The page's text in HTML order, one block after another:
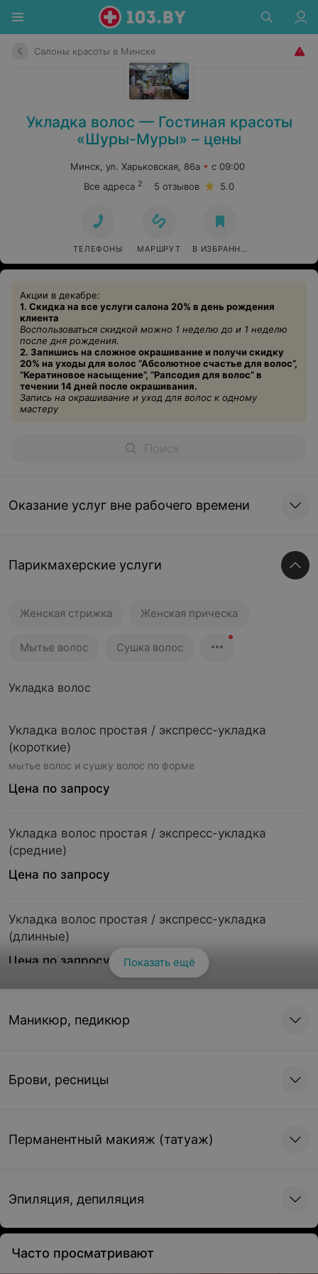
Салоны красоты в Минске
Укладка волос — Гостиная красоты
«Шуры-Муры» – цены
Минск, ул. Харьковская, 86a
с 09:00
Все адреса 2 5 отзывов 5.0
ТЕЛЕФОНЫ МАРШРУТ В ИЗБРАННОЕ
Акции в декабре:
1. Скидка на все услуги салона 20% в день рождения
клиента
Воспользоваться скидкой можно 1 неделю до и 1 неделю
после дня рождения.
2. Запишись на сложное окрашивание и получи скидку
20% на уходы для волос “Абсолютное счастье для волос”,
“Кератиновоенасыщение”, “Рапсодия для волос” в
течении 14 дней после окрашивания.
Запись на окрашивание и уход для волос к одному
мастеру
Оказание услуг вне рабочего времени
Парикмахерские услуги
Женская стрижка Женская прическа
Мытье волос Сушка волос
Укладка волос
Укладка волос простая / экспресс-укладка
(короткие)
мытье волос и сушку волос по форме
Цена по запросу
Укладка волос простая / экспресс-укладка
(средние)
Цена по запросу
Укладка волос простая / экспресс-укладка
(длинные)
Цена по запросу
Цена по запросу
Укладка «Локоны» (средние)
Укладка «Локоны» (длинные)
Цена по запросу
Смотреть все
Показать ещё
Маникюр, педикюр
Брови, ресницы
Перманентный макияж (татуаж)
Эпиляция, депиляция
Часто просматривают